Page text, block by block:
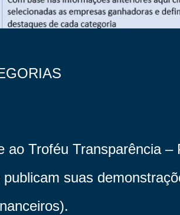
Troféu Transparência
suas